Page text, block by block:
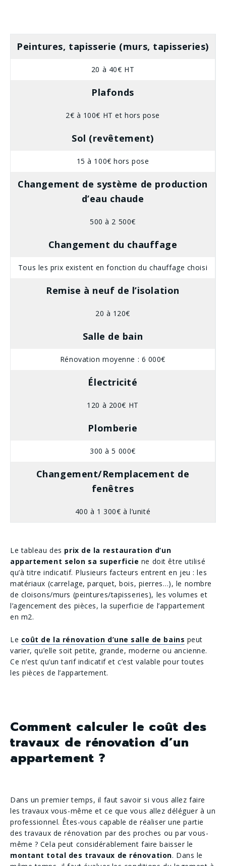
Peintures, tapisserie (murs, tapisseries)
20 à 40€ HT
Plafonds
2€ à 100€ HT et hors pose
Sol (revêtement)
15 à 100€ hors pose
Changement de système de production
d’eau chaude
500 à 2 500€
Changement du chauffage
Tous les prix existent en fonction du chauffage choisi
Remise à neuf de l’isolation
20 à 120€
Salle de bain
Rénovation moyenne : 6 000€
Électricité
120 à 200€ HT
Plomberie
300 à 5 000€
Changement/Remplacement de
fenêtres
400 à 1 300€ à l’unité
Le tableau des prix de la restauration d’un
appartement selon sa superficie ne doit être utilisé
qu’à ​titre indicatif​. Plusieurs facteurs entrent en jeu : les
matériaux (carrelage, parquet, bois, pierres…), le nombre
de cloisons/murs (peintures/tapisseries), les volumes et
l’agencement des pièces, la superficie de l’appartement
en m2.
Le coût de la rénovation d’une salle de bains peut
varier, qu’elle soit petite, grande, moderne ou ancienne.
Ce n’est qu’un tarif indicatif et c’est valable pour toutes
les pièces de l’appartement.
Comment calculer le coût des
travaux de rénovation d’un
appartement ?
Dans un premier temps, il faut savoir si vous allez faire
les travaux vous-même et ce que vous allez déléguer à un
professionnel.​ Êtes-vous capable de réaliser une partie
des travaux de rénovation par des proches ou par vous-
même ? Cela peut considérablement faire ​baisser le
montant total​ des travaux de rénovation. Dans le